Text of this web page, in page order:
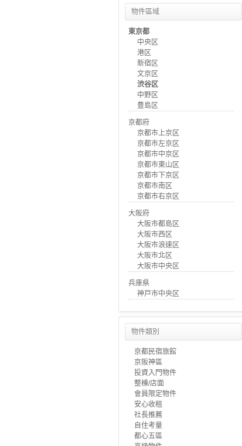
物件區域
東京都
中央区
港区
新宿区
文京区
渋谷区
中野区
豊島区
京都府
京都市上京区
京都市左京区
京都市中京区
京都市東山区
京都市下京区
京都市南区
京都市右京区
大阪府
大阪市都島区
大阪市西区
大阪市浪速区
大阪市北区
大阪市中央区
兵庫県
神戸市中央区
物件類別
京都民宿旅館
京阪神區
投資入門物件
整棟/店面
會員限定物件
安心收租
社長推薦
自住考量
都心五區